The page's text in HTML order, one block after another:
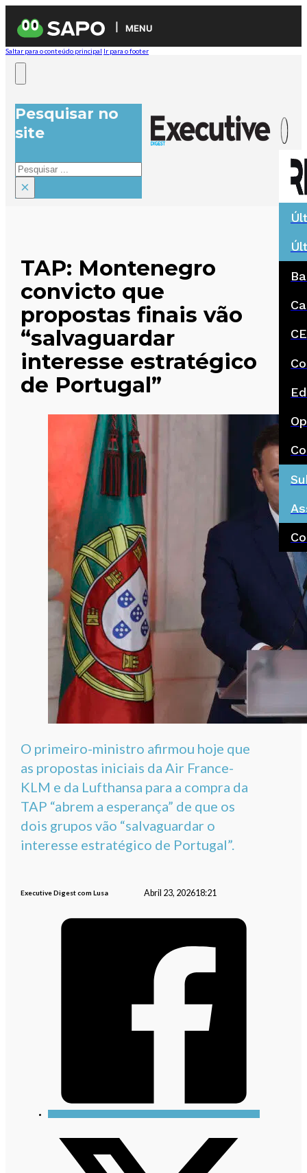
MENU
Saltar para o conteúdo principal Ir para o footer
Pesquisar no
site
Pesquisar
×
TAP: Montenegro
convicto que
propostas finais vão
“salvaguardar
interesse estratégico
de Portugal”
O primeiro-ministro afirmou hoje que
as propostas iniciais da Air France-
KLM e da Lufthansa para a compra da
TAP “abrem a esperança” de que os
dois grupos vão “salvaguardar o
interesse estratégico de Portugal”.
Executive Digest com Lusa Abril 23, 202618:21